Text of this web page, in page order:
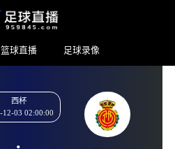
篮球直播 足球录像
西杯
2025-12-03 02:00:00